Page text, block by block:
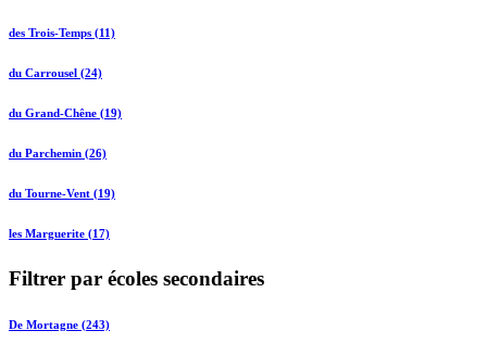
des Trois-Temps (11)
du Carrousel (24)
du Grand-Chêne (19)
du Parchemin (26)
du Tourne-Vent (19)
les Marguerite (17)
Filtrer par écoles secondaires
De Mortagne (243)